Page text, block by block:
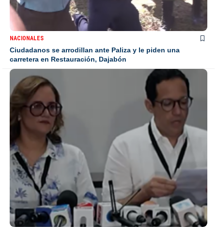
NACIONALES
Ciudadanos se arrodillan ante Paliza y le piden una
carretera en Restauración, Dajabón